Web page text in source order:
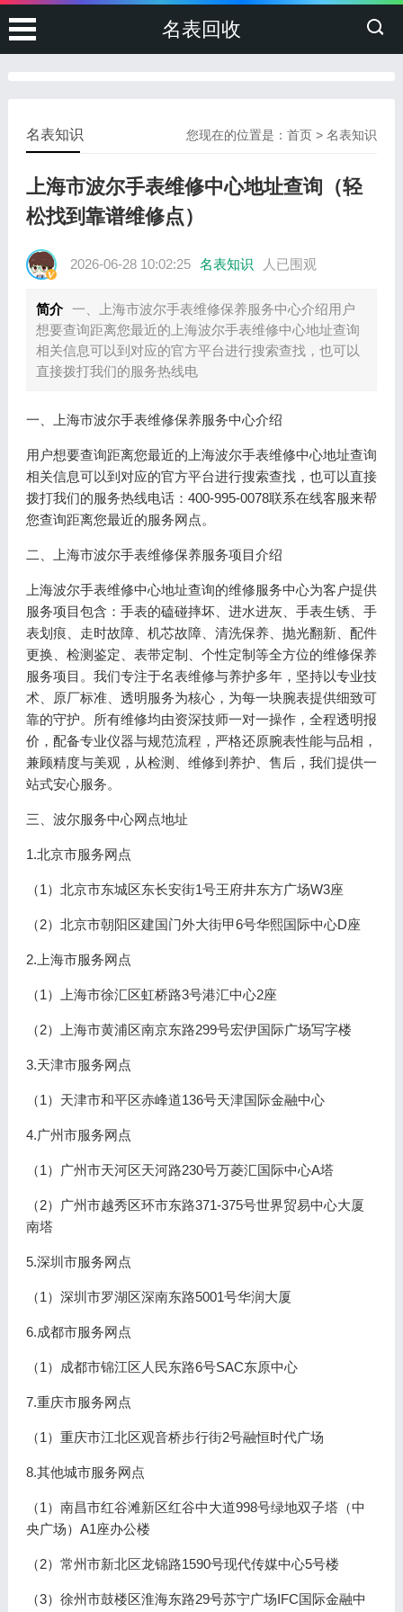
名表回收
您现在的位置是：首页 >名表知识
名表知识
上海市波尔手表维修中心地址查询（轻
松找到靠谱维修点）
2026-06-28 10:02:25 名表知识 人已围观
简介 一、上海市波尔手表维修保养服务中心介绍用户
想要查询距离您最近的上海波尔手表维修中心地址查询
相关信息可以到对应的官方平台进行搜索查找，也可以
直接拨打我们的服务热线电
一、上海市波尔手表维修保养服务中心介绍
用户想要查询距离您最近的上海波尔手表维修中心地址查询
相关信息可以到对应的官方平台进行搜索查找，也可以直接
拨打我们的服务热线电话：400-995-0078联系在线客服来帮
您查询距离您最近的服务网点。
二、上海市波尔手表维修保养服务项目介绍
上海波尔手表维修中心地址查询的维修服务中心为客户提供
服务项目包含：手表的磕碰摔坏、进水进灰、手表生锈、手
表划痕、走时故障、机芯故障、清洗保养、抛光翻新、配件
更换、检测鉴定、表带定制、个性定制等全方位的维修保养
服务项目。我们专注于名表维修与养护多年，坚持以专业技
术、原厂标准、透明服务为核心，为每一块腕表提供细致可
靠的守护。所有维修均由资深技师一对一操作，全程透明报
价，配备专业仪器与规范流程，严格还原腕表性能与品相，
兼顾精度与美观，从检测、维修到养护、售后，我们提供一
站式安心服务。
三、波尔服务中心网点地址
1.北京市服务网点
（1）北京市东城区东长安街1号王府井东方广场W3座
（2）北京市朝阳区建国门外大街甲6号华熙国际中心D座
2.上海市服务网点
（1）上海市徐汇区虹桥路3号港汇中心2座
（2）上海市黄浦区南京东路299号宏伊国际广场写字楼
3.天津市服务网点
（1）天津市和平区赤峰道136号天津国际金融中心
4.广州市服务网点
（1）广州市天河区天河路230号万菱汇国际中心A塔
（2）广州市越秀区环市东路371-375号世界贸易中心大厦
南塔
5.深圳市服务网点
（1）深圳市罗湖区深南东路5001号华润大厦
6.成都市服务网点
（1）成都市锦江区人民东路6号SAC东原中心
7.重庆市服务网点
（1）重庆市江北区观音桥步行街2号融恒时代广场
8.其他城市服务网点
（1）南昌市红谷滩新区红谷中大道998号绿地双子塔（中
央广场）A1座办公楼
（2）常州市新北区龙锦路1590号现代传媒中心5号楼
（3）徐州市鼓楼区淮海东路29号苏宁广场IFC国际金融中